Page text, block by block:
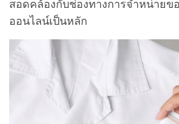
สอดคล้องกับช่องทางการจำหน่ายข
ออนไลน์เป็นหลัก